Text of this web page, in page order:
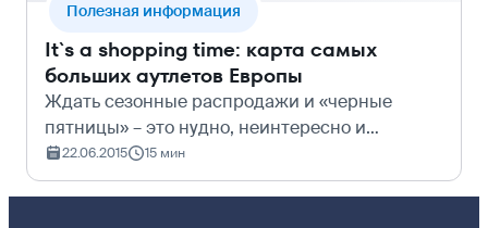
Полезная информация
It`s a shopping time: карта самых
больших аутлетов Европы
Ждать сезонные распродажи и «черные
пятницы» – это нудно, неинтересно и
бессмысленно, особенно, когда есть места,
где эти самые распродажи длятся 365 дней в
22.06.2015 15 мин